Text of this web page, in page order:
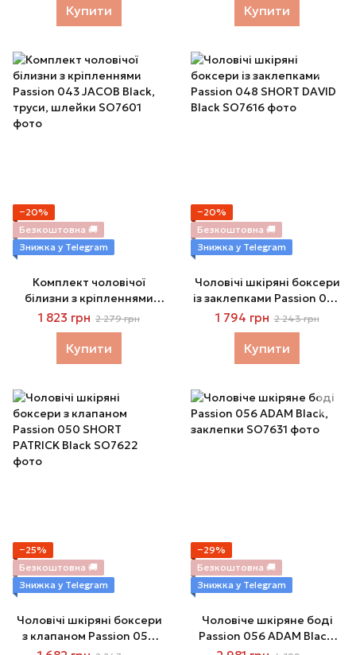
Купити Купити
−20%
Безкоштовна 🚚
Знижка у Telegram
Комплект чоловічої
білизни з кріпленнями
Passion 043 JACOB Black,
труси, шлейки
1 823 грн 2 279 грн
Купити
−20%
Безкоштовна 🚚
Знижка у Telegram
Чоловічі шкіряні боксери
із заклепками Passion 048
SHORT DAVID Black
1 794 грн 2 243 грн
Купити
−25%
Безкоштовна 🚚
Знижка у Telegram
Чоловічі шкіряні боксери
з клапаном Passion 050
SHORT PATRICK Black
−29%
Безкоштовна 🚚
Знижка у Telegram
Чоловіче шкіряне боді
Passion 056 ADAM Black,
заклепки